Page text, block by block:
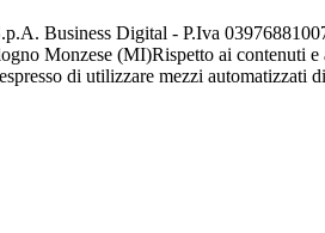
Business Digital - P.Iva
Monzese (MI)Rispetto ai contenuti
di utilizzare mezzi automatizzati